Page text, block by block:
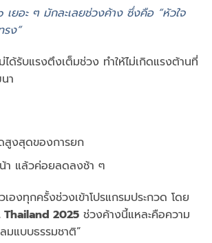
ยอะ ๆ มักละเลยช่วงค้าง ซึ่งคือ “หัวใจ
รง”
ได้รับแรงตึงเต็มช่วง ทำให้ไม่เกิดแรงต้านที่
า
สูงสุดของการยก
า แล้วค่อยลดลงช้า ๆ
องทุกครั้งช่วงเข้าโปรแกรมประกวด โดย
Thailand 2025 ช่วงค้างนี้แหละคือความ
มแบบธรรมชาติ”